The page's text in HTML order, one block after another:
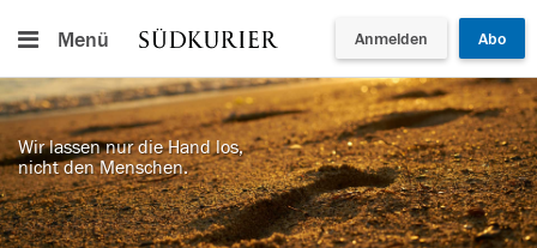
Menü Anmelden Abo
Wir lassen nur die Hand los,
nicht den Menschen.